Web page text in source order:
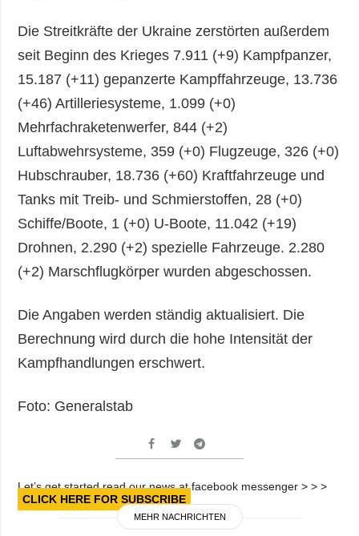
Die Streitkräfte der Ukraine zerstörten außerdem
seit Beginn des Krieges 7.911 (+9) Kampfpanzer,
15.187 (+11) gepanzerte Kampffahrzeuge, 13.736
(+46) Artilleriesysteme, 1.099 (+0)
Mehrfachraketenwerfer, 844 (+2)
Luftabwehrsysteme, 359 (+0) Flugzeuge, 326 (+0)
Hubschrauber, 18.736 (+60) Kraftfahrzeuge und
Tanks mit Treib- und Schmierstoffen, 28 (+0)
Schiffe/Boote, 1 (+0) U-Boote, 11.042 (+19)
Drohnen, 2.290 (+2) spezielle Fahrzeuge. 2.280
(+2) Marschflugkörper wurden abgeschossen.
Die Angaben werden ständig aktualisiert. Die
Berechnung wird durch die hohe Intensität der
Kampfhandlungen erschwert.
Foto: Generalstab
Let’s get started read our news at facebook messenger > > >
CLICK HERE FOR SUBSCRIBE
MEHR NACHRICHTEN